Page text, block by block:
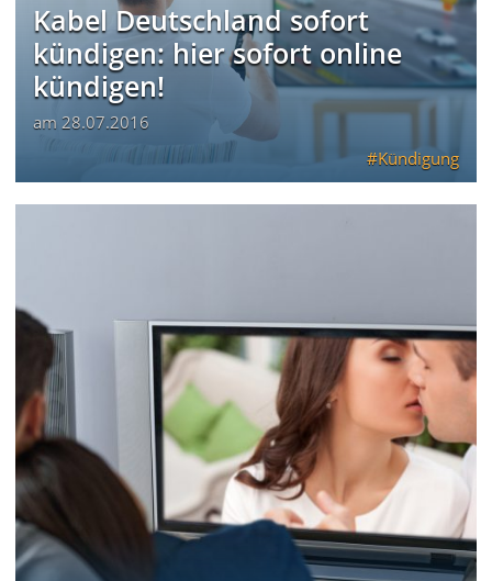
Kabel Deutschland sofort
kündigen: hier sofort online
kündigen!
am 28.07.2016
Kündigung